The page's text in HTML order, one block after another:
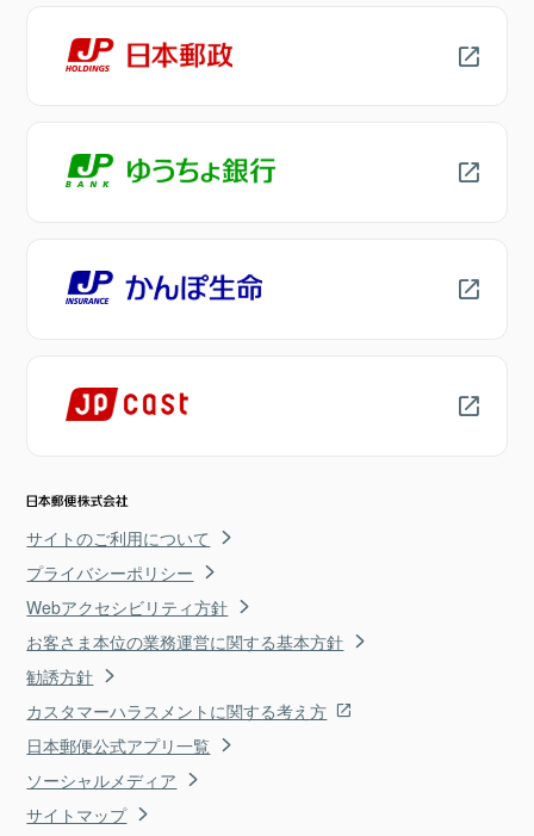
サイトのご利用について
プライバシーポリシー
Webアクセシビリティ方針
お客さま本位の業務運営に関する基本方針
勧誘方針
カスタマーハラスメントに関する考え方
日本郵便公式アプリ一覧
ソーシャルメディア
サイトマップ